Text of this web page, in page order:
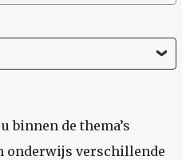
binnen de thema’s
onderwijs verschillende